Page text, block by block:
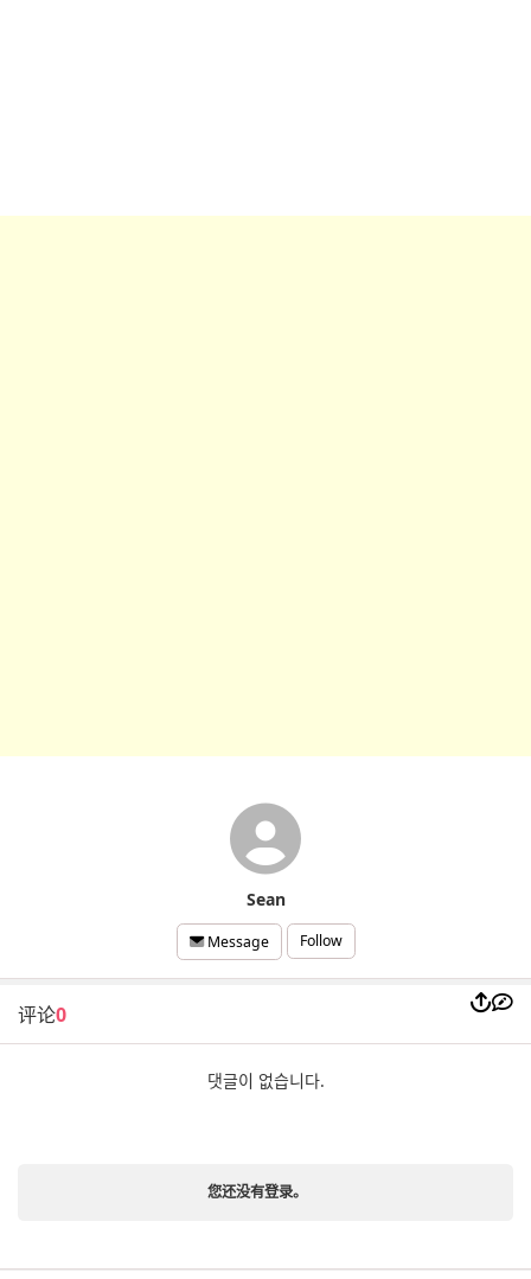
Sean
Message Follow
评论0
댓글이 없습니다.
您还没有登录。